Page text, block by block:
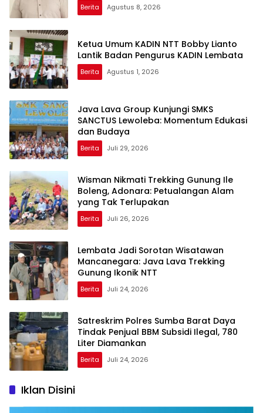
Berita Agustus 8, 2026
Ketua Umum KADIN NTT Bobby Lianto
Lantik Badan Pengurus KADIN Lembata
Berita Agustus 1, 2026
Java Lava Group Kunjungi SMKS
SANCTUS Lewoleba: Momentum Edukasi
dan Budaya
Berita Juli 29, 2026
Wisman Nikmati Trekking Gunung Ile
Boleng, Adonara: Petualangan Alam
yang Tak Terlupakan
Berita Juli 26, 2026
Lembata Jadi Sorotan Wisatawan
Mancanegara: Java Lava Trekking
Gunung Ikonik NTT
Berita Juli 24, 2026
Satreskrim Polres Sumba Barat Daya
Tindak Penjual BBM Subsidi Ilegal, 780
Liter Diamankan
Berita Juli 24, 2026
Iklan Disini